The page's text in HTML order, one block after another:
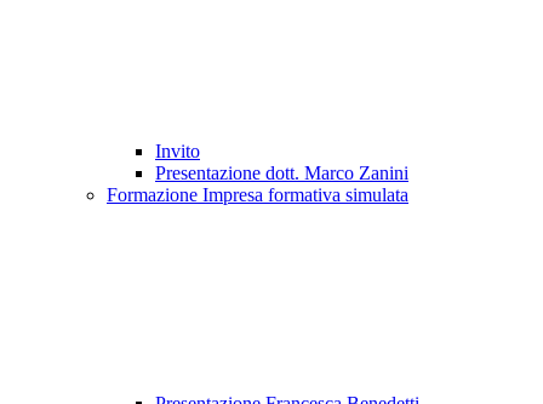
Invito
Presentazione dott. Marco Zanini
Formazione Impresa formativa simulata